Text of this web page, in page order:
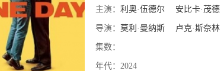
主演： 利奥·伍德尔 安比卡·茂德
导演： 莫利·曼纳斯 卢克·斯奈林
集数：
年代： 2024